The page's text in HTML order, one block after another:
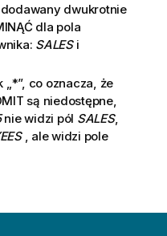
dwukrotnie
dla pola
SALES i
„*”, co oznacza, że
są niedostępne,
nie widzi pól SALES,
, ale widzi pole